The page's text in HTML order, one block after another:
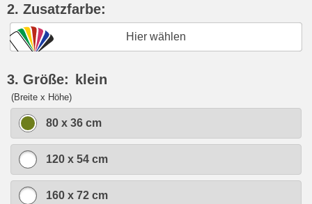
2. Zusatzfarbe:
Hier wählen
3. Größe: klein
(Breite x Höhe)
80 x 36 cm
120 x 54 cm
160 x 72 cm